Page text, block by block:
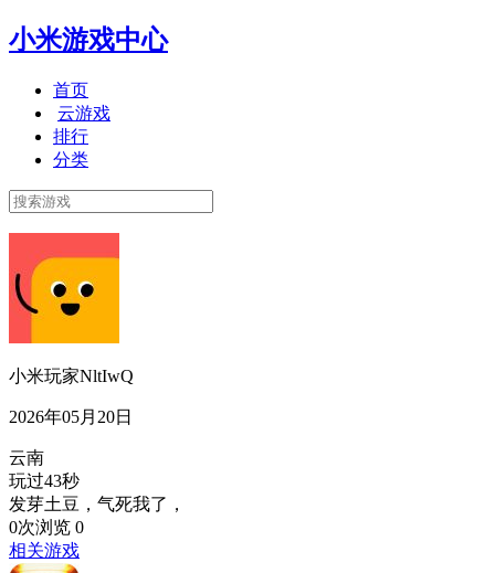
小米游戏中心
首页
云游戏
排行
分类
小米玩家NltIwQ
2026年05月20日
云南
玩过43秒
发芽土豆，气死我了，
0次浏览 0
相关游戏